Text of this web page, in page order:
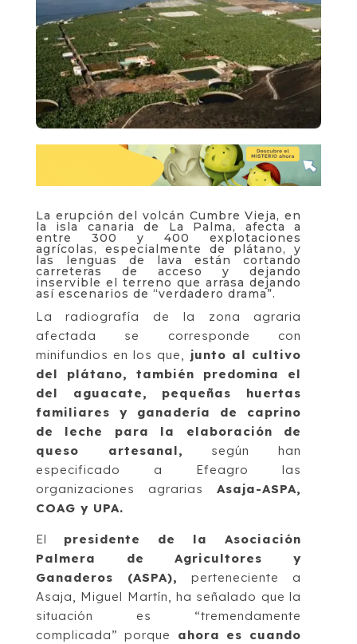
La erupción del volcán Cumbre Vieja, en
la isla canaria de La Palma, afecta a
entre 300 y 400 explotaciones
agrícolas, especialmente de plátano, y
las lenguas de lava están cortando
carreteras de acceso y dejando
inservible el terreno que arrasa dejando
así escenarios de “verdadero drama”.
La radiografía de la zona agraria
afectada se corresponde con
minifundios en los que, junto al cultivo
del plátano, también predomina el
del aguacate, pequeñas huertas
familiares y ganadería de caprino
de leche para la elaboración de
queso artesanal, según han
especificado a Efeagro las
organizaciones agrariasAsaja-ASPA,
COAG y UPA.
El presidente de la Asociación
Palmera de Agricultores y
Ganaderos (ASPA),
perteneciente a
Asaja, Miguel Martín, ha señalado que la
situación es “tremendamente
complicada” porque ahora es cuando